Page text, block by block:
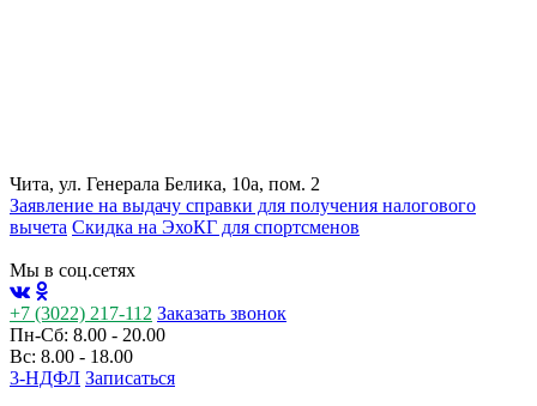
Чита, ул. Генерала Белика, 10а, пом. 2
Заявление на выдачу справки для получения налогового
вычета Cкидка на ЭхоКГ для спортсменов
Мы в соц.сетях
+7 (3022) 217-112 Заказать звонок
Пн-Сб: 8.00 - 20.00
Вс: 8.00 - 18.00
3-НДФЛ Записаться